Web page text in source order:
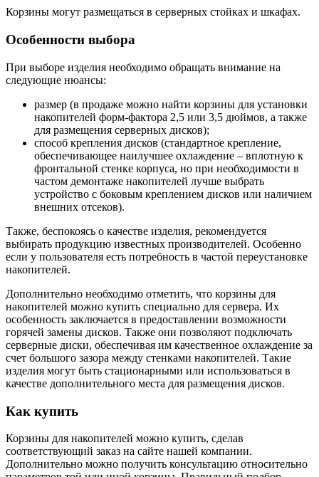
Корзины могут размещаться в серверных стойках и шкафах.
Особенности выбора
При выборе изделия необходимо обращать внимание на
следующие нюансы:
размер (в продаже можно найти корзины для установки
накопителей форм-фактора 2,5 или 3,5 дюймов, а также
для размещения серверных дисков);
способ крепления дисков (стандартное крепление,
обеспечивающее наилучшее охлаждение – вплотную к
фронтальной стенке корпуса, но при необходимости в
частом демонтаже накопителей лучше выбрать
устройство с боковым креплением дисков или наличием
внешних отсеков).
Также, беспокоясь о качестве изделия, рекомендуется
выбирать продукцию известных производителей. Особенно
если у пользователя есть потребность в частой переустановке
накопителей.
Дополнительно необходимо отметить, что корзины для
накопителей можно купить специально для сервера. Их
особенность заключается в предоставлении возможности
горячей замены дисков. Также они позволяют подключать
серверные диски, обеспечивая им качественное охлаждение за
счет большого зазора между стенками накопителей. Такие
изделия могут быть стационарными или использоваться в
качестве дополнительного места для размещения дисков.
Как купить
Корзины для накопителей можно купить, сделав
соответствующий заказ на сайте нашей компании.
Дополнительно можно получить консультацию относительно